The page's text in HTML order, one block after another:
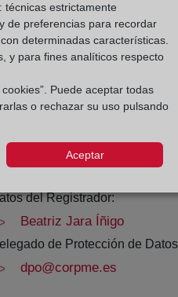
lunes a viernes de 09:00 a
De lunes a viernes de
días 24 y 31 de diciembre
(976) 76 01 02
del Registrador:
Beatriz Jara Íñigo
de Protección de
dpo@corpme.es
técnicas estrictamente
de preferencias para recordar
determinadas características.
y para fines analíticos respecto
Puede aceptar todas
o rechazar su uso pulsando
Aceptar